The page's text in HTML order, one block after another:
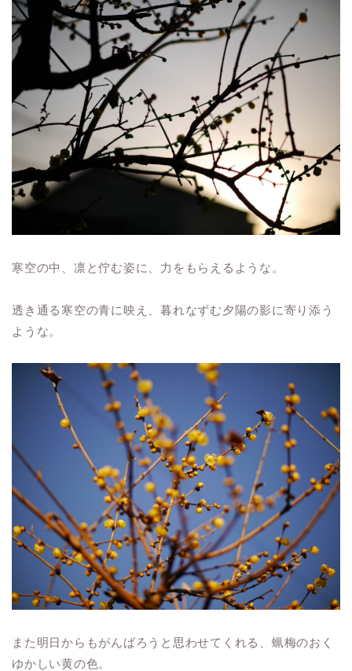
寒空の中、凛と佇む姿に、力をもらえるような。
透き通る寒空の青に映え、暮れなずむ夕陽の影に寄り添う
ような。
また明日からもがんばろうと思わせてくれる、蝋梅のおく
ゆかしい黄の色。